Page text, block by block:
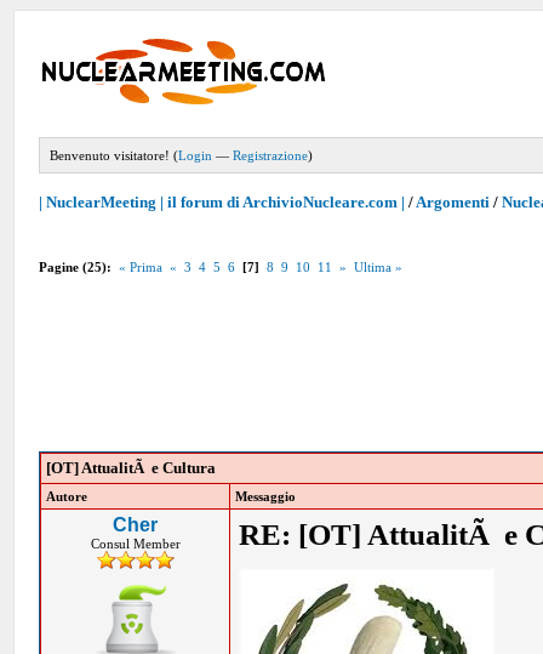
Benvenuto visitatore! (Login —Registrazione)
| NuclearMeeting | il forum di ArchivioNucleare.com | /Argomenti /
Pagine (25): « Prima « 3 4 5 6 [7] 8 9 10 11 » Ultima »
[OT] AttualitÃ e Cultura
Autore Messaggio
Cher
Consul Member RE: [OT] AttualitÃ e